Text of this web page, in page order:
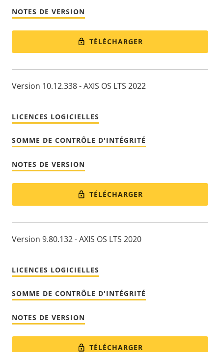
NOTES DE VERSION
TÉLÉCHARGER
Version 10.12.338 - AXIS OS LTS 2022
LICENCES LOGICIELLES
SOMME DE CONTRÔLE D'INTÉGRITÉ
NOTES DE VERSION
TÉLÉCHARGER
Version 9.80.132 - AXIS OS LTS 2020
LICENCES LOGICIELLES
SOMME DE CONTRÔLE D'INTÉGRITÉ
NOTES DE VERSION
TÉLÉCHARGER